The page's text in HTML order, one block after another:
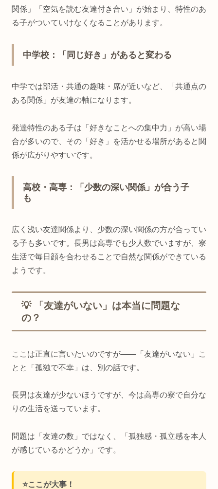
関係」「空気を読む友達付き合い」が始まり、特性のあ
る子がついていけなくなることがあります。
中学校：「同じ好き」があると変わる
中学では部活・共通の趣味・席が近いなど、「共通点の
ある関係」が友達の軸になります。
発達特性のある子は「好きなことへの集中力」が高い場
合が多いので、その「好き」を活かせる場所があると関
係が広がりやすいです。
高校・高専：「少数の深い関係」が合う子
も
広く浅い友達関係より、少数の深い関係の方が合ってい
る子も多いです。長男は高専でも少人数でいますが、寮
生活で毎日顔を合わせることで自然な関係ができている
ようです。
💡 「友達がいない」は本当に問題な
の？
ここは正直に言いたいのですが——「友達がいない」こ
とと「孤独で不幸」は、別の話です。
長男は友達が少ないほうですが、今は高専の寮で自分な
りの生活を送っています。
問題は「友達の数」ではなく、「孤独感・孤立感を本人
が感じているかどうか」です。
⭐️ここが大事！